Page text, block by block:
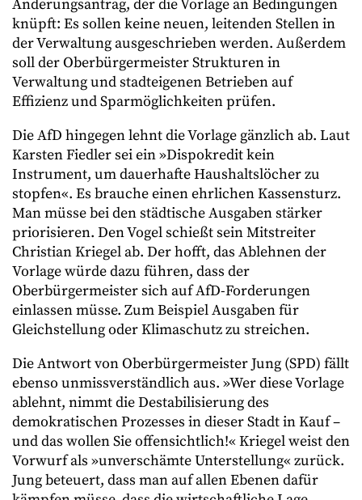
Änderungsantrag, der die Vorlage an Bedingungen
knüpft: Es sollen keine neuen, leitenden Stellen in
der Verwaltung ausgeschrieben werden. Außerdem
soll der Oberbürgermeister Strukturen in
Verwaltung und stadteigenen Betrieben auf
Effizienz und Sparmöglichkeiten prüfen.
Die AfD hingegen lehnt die Vorlage gänzlich ab. Laut
Karsten Fiedler sei ein »Dispokredit kein
Instrument, um dauerhafte Haushaltslöcher zu
stopfen«. Es brauche einen ehrlichen Kassensturz.
Man müsse bei den städtische Ausgaben stärker
priorisieren. Den Vogel schießt sein Mitstreiter
Christian Kriegel ab. Der hofft, das Ablehnen der
Vorlage würde dazu führen, dass der
Oberbürgermeister sich auf AfD-Forderungen
einlassen müsse. Zum Beispiel Ausgaben für
Gleichstellung oder Klimaschutz zu streichen.
Die Antwort von Oberbürgermeister Jung (SPD) fällt
ebenso unmissverständlich aus. »Wer diese Vorlage
ablehnt, nimmt die Destabilisierung des
demokratischen Prozesses in dieser Stadt in Kauf –
und das wollen Sie offensichtlich!« Kriegel weist den
Vorwurf als »unverschämte Unterstellung« zurück.
Jung beteuert, dass man auf allen Ebenen dafür